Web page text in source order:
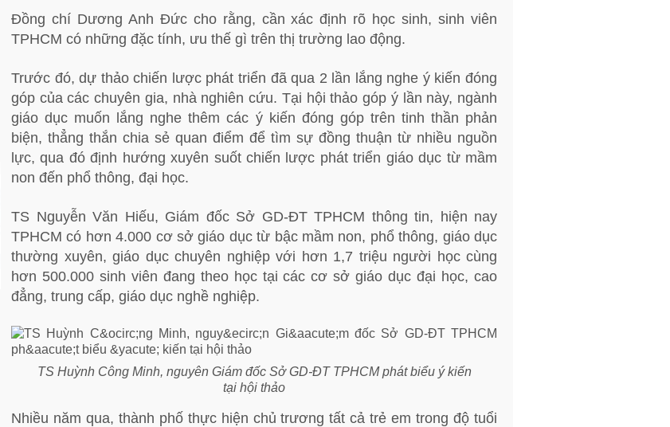
Đồng chí Dương Anh Đức cho rằng, cần xác định rõ học sinh, sinh viên
TPHCM có những đặc tính, ưu thế gì trên thị trường lao động.
Trước đó, dự thảo chiến lược phát triển đã qua 2 lần lắng nghe ý kiến đóng
góp của các chuyên gia, nhà nghiên cứu. Tại hội thảo góp ý lần này, ngành
giáo dục muốn lắng nghe thêm các ý kiến đóng góp trên tinh thần phản
biện, thẳng thắn chia sẻ quan điểm để tìm sự đồng thuận từ nhiều nguồn
lực, qua đó định hướng xuyên suốt chiến lược phát triển giáo dục từ mầm
non đến phổ thông, đại học.
TS Nguyễn Văn Hiếu, Giám đốc Sở GD-ĐT TPHCM thông tin, hiện nay
TPHCM có hơn 4.000 cơ sở giáo dục từ bậc mầm non, phổ thông, giáo dục
thường xuyên, giáo dục chuyên nghiệp với hơn 1,7 triệu người học cùng
hơn 500.000 sinh viên đang theo học tại các cơ sở giáo dục đại học, cao
đẳng, trung cấp, giáo dục nghề nghiệp.
TS Huỳnh Công Minh, nguyên Giám đốc Sở GD-ĐT TPHCM phát biểu ý kiến
tại hội thảo
Nhiều năm qua, thành phố thực hiện chủ trương tất cả trẻ em trong độ tuổi